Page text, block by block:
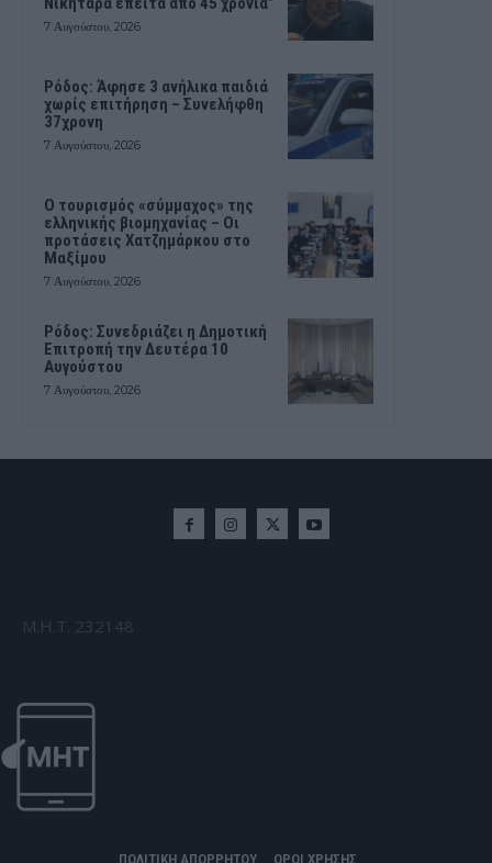
7 Αυγούστου, 2026
Ρόδος: Άφησε 3 ανήλικα παιδιά
χωρίς επιτήρηση – Συνελήφθη
37χρονη
7 Αυγούστου, 2026
Ο τουρισμός «σύμμαχος» της
ελληνικής βιομηχανίας – Οι
προτάσεις Χατζημάρκου στο
Μαξίμου
7 Αυγούστου, 2026
Ρόδος: Συνεδριάζει η Δημοτική
Επιτροπή την Δευτέρα 10
Αυγούστου
7 Αυγούστου, 2026
Μ.Η.Τ. 232148
ΠΟΛΙΤΙΚΗ ΑΠΟΡΡΗΤΟΥ ΟΡΟΙ ΧΡΗΣΗΣ